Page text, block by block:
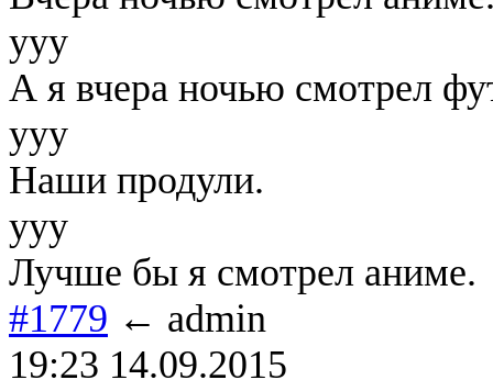
yyy
А я вчера ночью смотрел
yyy
Наши продули.
yyy
Лучше бы я смотрел аниме.
#1779 ← admin
19:23 14.09.2015